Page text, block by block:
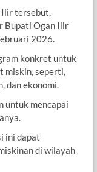
Ilir tersebut,
Bupati Ogan Ilir
2026.
konkret untuk
miskin, seperti,
dan ekonomi.
untuk mencapai
ini dapat
di wilayah